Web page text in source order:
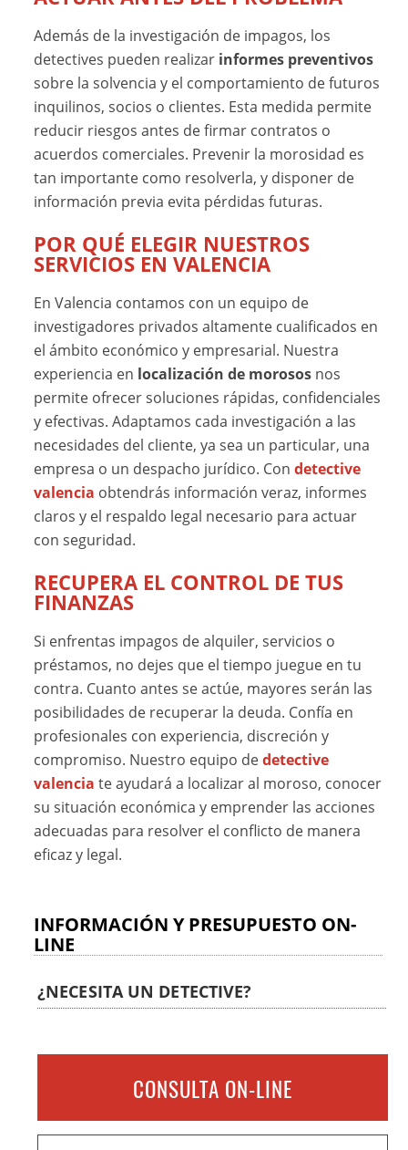
Además de la investigación de impagos, los
detectives pueden realizar informes preventivos
sobre la solvencia y el comportamiento de futuros
inquilinos, socios o clientes. Esta medida permite
reducir riesgos antes de firmar contratos o
acuerdos comerciales. Prevenir la morosidad es
tan importante como resolverla, y disponer de
información previa evita pérdidas futuras.
POR QUÉ ELEGIR NUESTROS
SERVICIOS EN VALENCIA
En Valencia contamos con un equipo de
investigadores privados altamente cualificados en
el ámbito económico y empresarial. Nuestra
experiencia en localización de morosos nos
permite ofrecer soluciones rápidas, confidenciales
y efectivas. Adaptamos cada investigación a las
necesidades del cliente, ya sea un particular, una
empresa o un despacho jurídico. Condetective
valencia obtendrás información veraz, informes
claros y el respaldo legal necesario para actuar
con seguridad.
RECUPERA EL CONTROL DE TUS
FINANZAS
Si enfrentas impagos de alquiler, servicios o
préstamos, no dejes que el tiempo juegue en tu
contra. Cuanto antes se actúe, mayores serán las
posibilidades de recuperar la deuda. Confía en
profesionales con experiencia, discreción y
compromiso. Nuestro equipo dedetective
valencia te ayudará a localizar al moroso, conocer
su situación económica y emprender las acciones
adecuadas para resolver el conflicto de manera
eficaz y legal.
INFORMACIÓN Y PRESUPUESTO ON-
LINE
¿NECESITA UN DETECTIVE?
CONSULTA ON-LINE